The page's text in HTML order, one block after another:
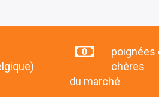
poignées
chères
du marché